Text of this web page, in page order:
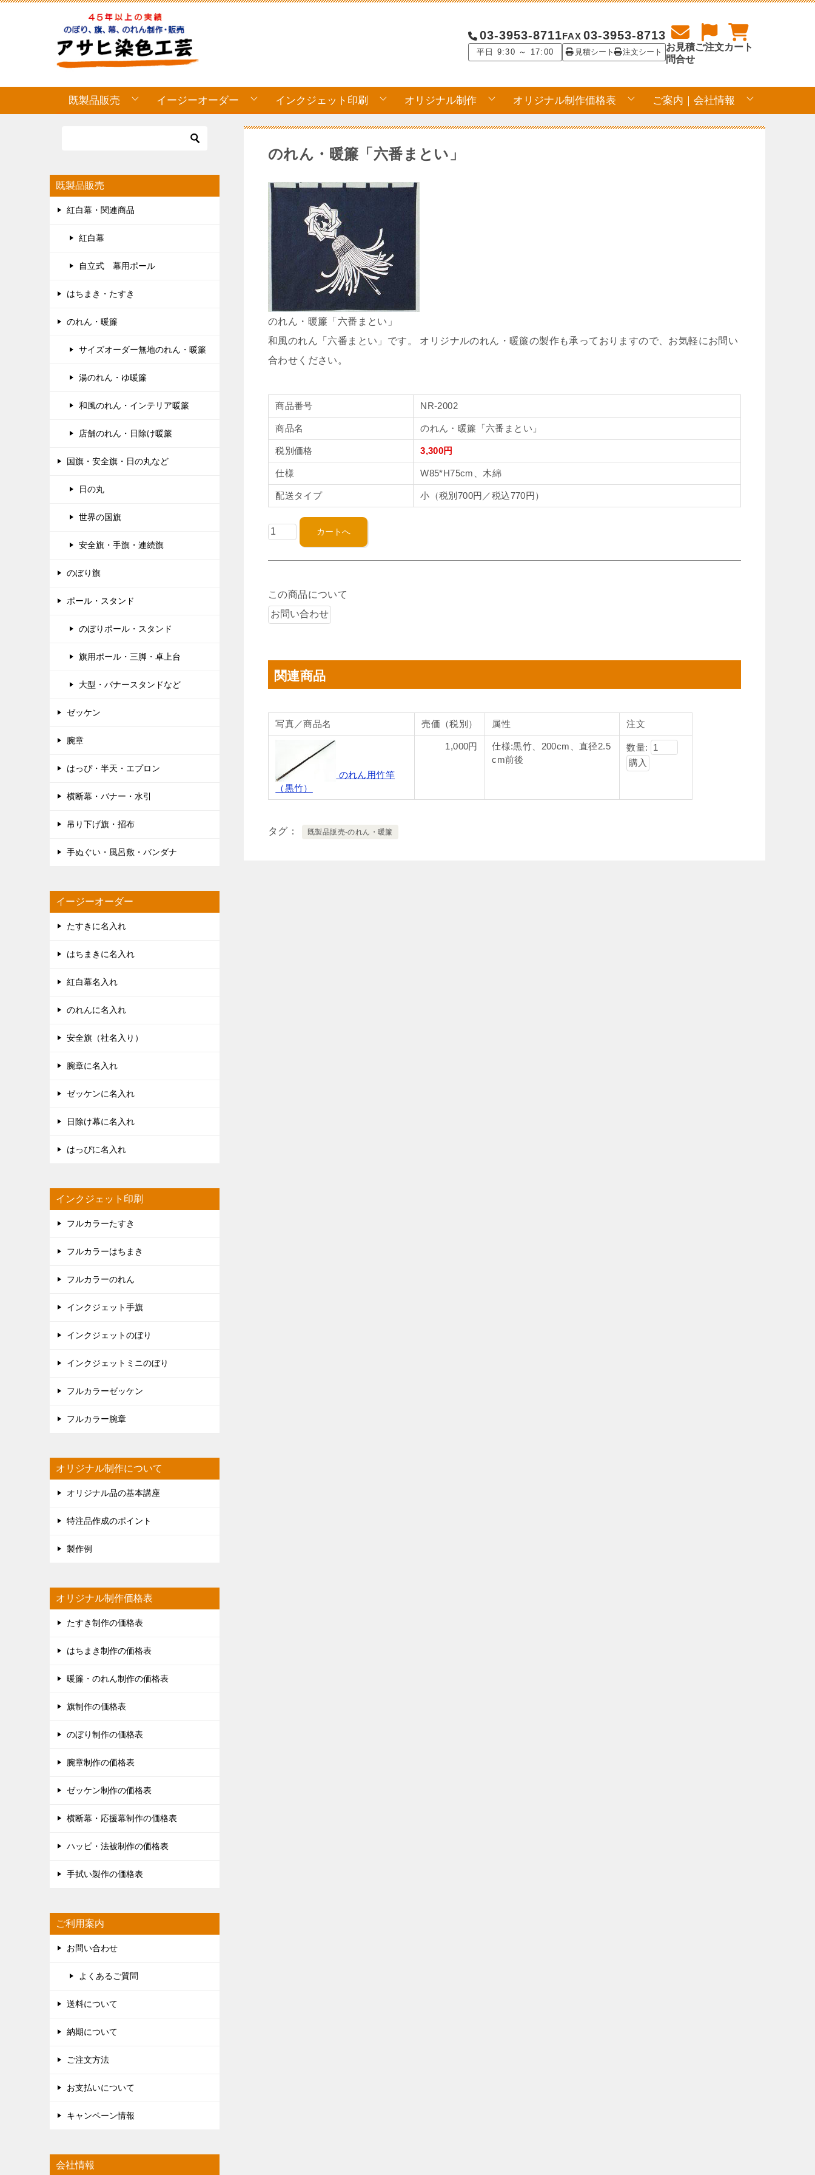
03-3953-8711
平日 9:30 ～ 17:00
FAX 03-3953-8713
見積シート 注文シート
お見積
問合せ
ご注文カート
既製品販売 イージーオーダー インクジェット印刷 オリジナル制作 オリジナル制作価格表 ご案内｜会社情報
のれん・暖簾「六番まとい」
のれん・暖簾「六番まとい」
和風のれん「六番まとい」です。 オリジナルのれん・暖簾の製作も承っておりますので、お気軽にお問い
合わせください。
商品番号 NR-2002
商品名 のれん・暖簾「六番まとい」
税別価格 3,300円
仕様 W85*H75cm、木綿
配送タイプ 小（税別700円／税込770円）
この商品について
関連商品
写真／商品名 売価（税別） 属性 注文
のれん用竹竿
（黒竹）
1,000円
仕様:黒竹、200cm、直径2.5
cm前後
数量:
タグ 既製品販売-のれん・暖簾
既製品販売
紅白幕・関連商品
紅白幕
自立式 幕用ポール
はちまき・たすき
のれん・暖簾
サイズオーダー無地のれん・暖簾
湯のれん・ゆ暖簾
和風のれん・インテリア暖簾
店舗のれん・日除け暖簾
国旗・安全旗・日の丸など
日の丸
世界の国旗
安全旗・手旗・連続旗
のぼり旗
ポール・スタンド
のぼりポール・スタンド
旗用ポール・三脚・卓上台
大型・バナースタンドなど
ゼッケン
腕章
はっぴ・半天・エプロン
横断幕・バナー・水引
吊り下げ旗・招布
手ぬぐい・風呂敷・バンダナ
イージーオーダー
たすきに名入れ
はちまきに名入れ
紅白幕名入れ
のれんに名入れ
安全旗（社名入り）
腕章に名入れ
ゼッケンに名入れ
日除け幕に名入れ
はっぴに名入れ
インクジェット印刷
フルカラーたすき
フルカラーはちまき
フルカラーのれん
インクジェット手旗
インクジェットのぼり
インクジェットミニのぼり
フルカラーゼッケン
フルカラー腕章
オリジナル制作について
オリジナル品の基本講座
特注品作成のポイント
製作例
オリジナル制作価格表
たすき制作の価格表
はちまき制作の価格表
暖簾・のれん制作の価格表
旗制作の価格表
のぼり制作の価格表
腕章制作の価格表
ゼッケン制作の価格表
横断幕・応援幕制作の価格表
ハッピ・法被制作の価格表
手拭い製作の価格表
ご利用案内
お問い合わせ
よくあるご質問
送料について
納期について
ご注文方法
お支払いについて
キャンペーン情報
会社情報